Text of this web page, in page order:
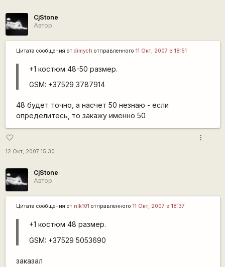
CjStone
Автор
Цитата сообщения от dimych отправленного 11 Окт, 2007 в 18:51
+1 костюм 48-50 размер.
GSM: +37529 3787914
48 будет точно, а насчет 50 незнаю - если
определитесь, то закажу именно 50
favorite_border
12 Окт, 2007 15:30
more_vert
CjStone
Автор
Цитата сообщения от nik101 отправленного 11 Окт, 2007 в 18:37
+1 костюм 48 размер.
GSM: +37529 5053690
заказал